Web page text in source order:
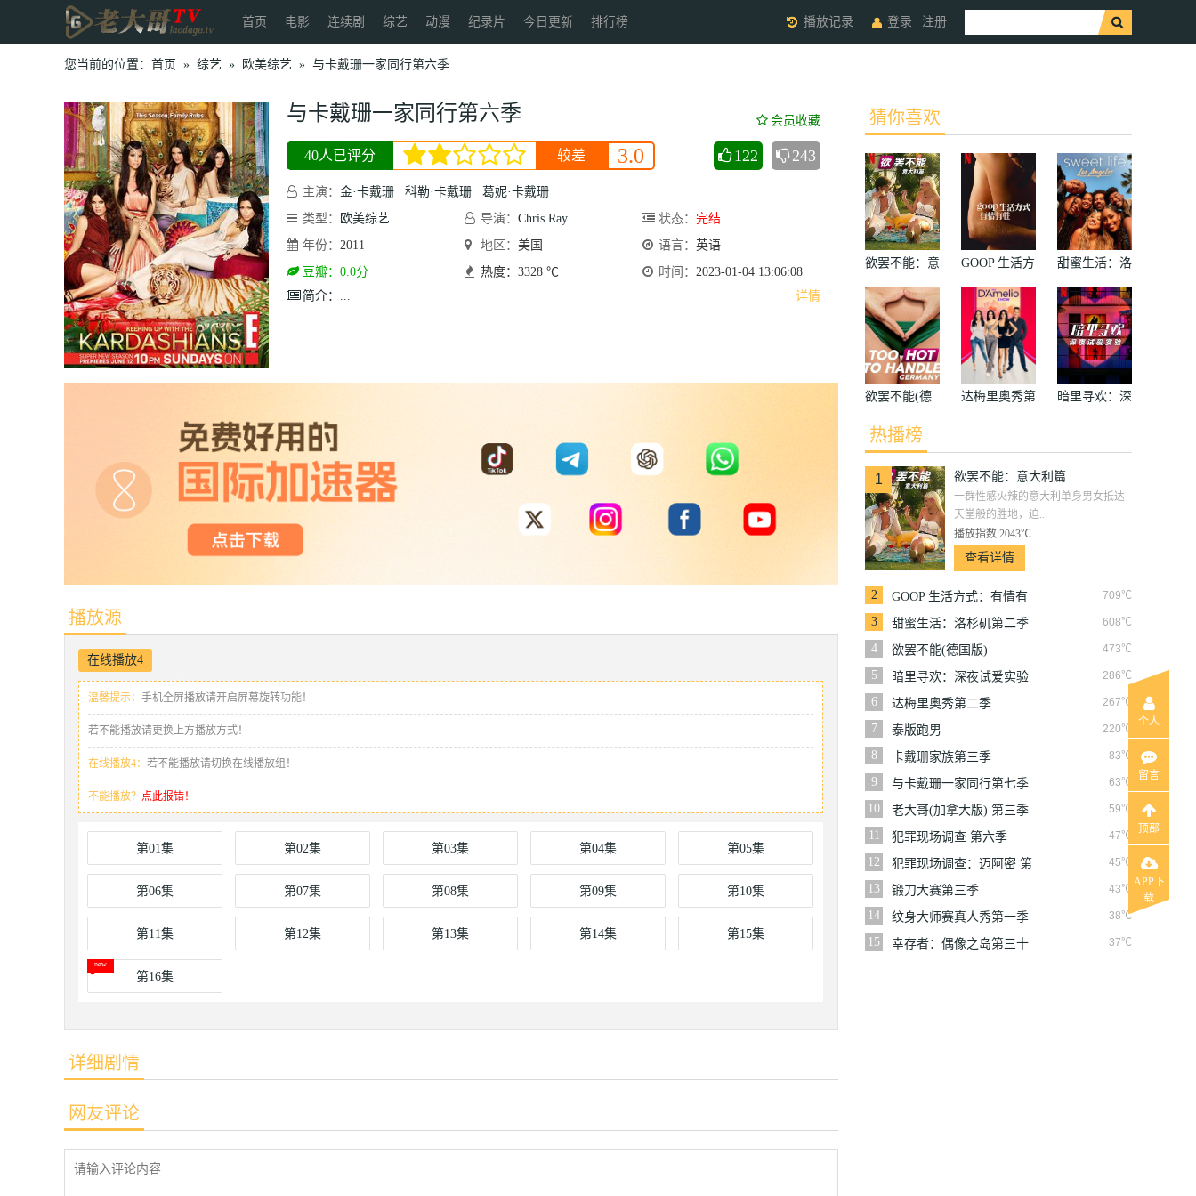
首页 电影 连续剧 综艺 动漫 纪录片 今日更新 排行榜 登录 注册
播放记录
您当前的位置： 首页 » 综艺 » 欧美综艺 » 与卡戴珊一家同行第六季
与卡戴珊一家同行第六季 会员收藏
40人已评分 较差 3.0 122 243
主演： 金·卡戴珊 科勒·卡戴珊
葛妮·卡戴珊
类型：
欧美综艺 导演： Chris Ray 状态： 完结
年份： 2011 地区： 美国 语言： 英语
豆瓣：0.0分
热度：3328 ℃ 时间： 2023-01-04 13:06:08
简介：
详情
...
播放源
在线播放4
温馨提示： 手机全屏播放请开启屏幕旋转功能！
若不能播放请更换上方播放方式！
在线播放4： 若不能播放请切换在线播放组！
不能播放？ 点此报错！
第01集 第02集 第03集 第04集 第05集
第06集 第07集 第08集 第09集 第10集
第11集 第12集 第13集 第14集 第15集
第16集
详细剧情
网友评论
猜你喜欢
欲罢不能：意
大利篇
GOOP 生活方
式：有情有性
第一季
甜蜜生活：洛
杉矶第二季
欲罢不能(德
国版)
达梅里奥秀第
暗里寻欢：深
热播榜
1 欲罢不能：意大利篇
一群性感火辣的意大利单身男女抵达
天堂般的胜地，迫...
播放指数:2043℃
查看详情
2 709℃
GOOP 生活方式：有情有
性 第一季
3 608℃
甜蜜生活：洛杉矶第二季
4
473℃
欲罢不能(德国版)
5
286℃
暗里寻欢：深夜试爱实验
6
267℃
达梅里奥秀第二季
7
220℃
泰版跑男
8
83℃
卡戴珊家族第三季
9
63℃
与卡戴珊一家同行第七季
10
59℃
老大哥(加拿大版) 第三季
11
47℃
犯罪现场调查 第六季
12
45℃
犯罪现场调查：迈阿密 第
六季
13 43℃
锻刀大赛第三季
14
38℃
纹身大师赛真人秀第一季
15
37℃
幸存者：偶像之岛第三十
个人
留言
顶部
APP下
载